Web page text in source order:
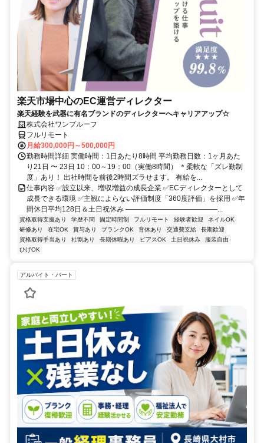
楽天市場中心のEC運営ディレクター
楽天経験を武器に有名ブランドのディレクターへキャリアアップ☆
株式会社ワンプルーフ
フルリモート
月給300,000円～500,000円
勤務時間詳細 実働時間：1日あたり8時間 平均勤務日数：1ヶ月あた
り21日 〜 23日 10：00～19：00（実働8時間） ＊柔軟な「ズレ勤制
度」あり！ 出社時間を前後2時間ズラせます。 有給を...
仕事内容 ✅設立以来、増収増益の成長企業 ✅ECディレクターとして
成長できる環境 ✅主観によらない評価制度「360度評価」を採用 ✅年
間休日平均128日＆土日祝休み ―――――――――――――...
資格取得支援あり 学歴不問 固定時間制 フルリモート 経験者歓迎
ネイルOK
研修あり
在宅OK 賞与あり ブランクOK 育休あり 交通費支給
長期歓迎
資格取得手当あり
社割あり 長期休暇あり ピアスOK 土日祝休み
服装自由
ひげOK
アルバイト・パート